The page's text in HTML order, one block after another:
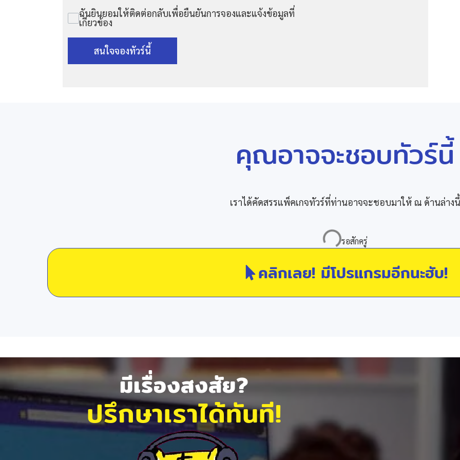
ฉันยินยอมให้ติดต่อกลับเพื่อยืนยันการจองและแจ้งข้อมูลที่
เกี่ยวข้อง
สนใจจองทัวร์นี้
คุณอาจจะชอบทัวร์นี้
เราได้คัดสรรแพ็คเกจทัวร์ที่ท่านอาจจะชอบมาให้ ณ ด้านล่างนี้
คลิกเลย! มีโปรแกรมอีกนะฮับ!
มีเรื่องสงสัย?
ปรึกษาเราได้ทันที!